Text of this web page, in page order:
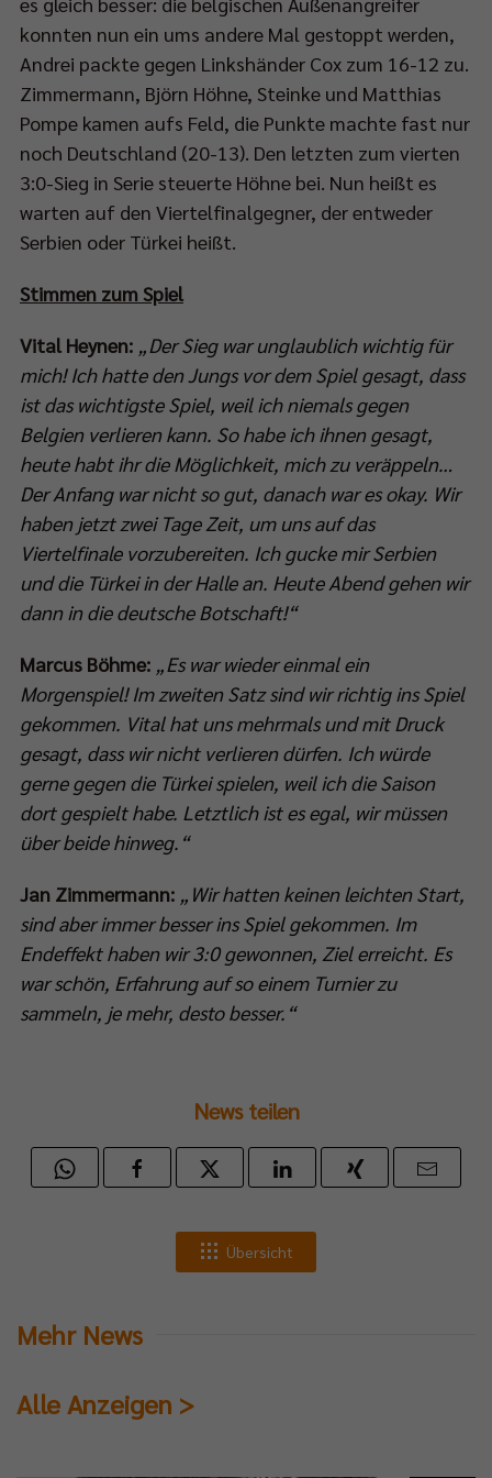
konnten nun ein ums andere Mal gestoppt werden,
Andrei packte gegen Linkshänder Cox zum 16-12 zu.
Zimmermann, Björn Höhne, Steinke und Matthias
Pompe kamen aufs Feld, die Punkte machte fast nur
noch Deutschland (20-13). Den letzten zum vierten
3:0-Sieg in Serie steuerte Höhne bei. Nun heißt es
warten auf den Viertelfinalgegner, der entweder
Serbien oder Türkei heißt.
Stimmen zum Spiel
Vital Heynen: „Der Sieg war unglaublich wichtig für
mich! Ich hatte den Jungs vor dem Spiel gesagt, dass
ist das wichtigste Spiel, weil ich niemals gegen
Belgien verlieren kann. So habe ich ihnen gesagt,
heute habt ihr die Möglichkeit, mich zu veräppeln…
Der Anfang war nicht so gut, danach war es okay. Wir
haben jetzt zwei Tage Zeit, um uns auf das
Viertelfinale vorzubereiten. Ich gucke mir Serbien
und die Türkei in der Halle an. Heute Abend gehen wir
dann in die deutsche Botschaft!“
Marcus Böhme: „Es war wieder einmal ein
Morgenspiel! Im zweiten Satz sind wir richtig ins Spiel
gekommen. Vital hat uns mehrmals und mit Druck
gesagt, dass wir nicht verlieren dürfen. Ich würde
gerne gegen die Türkei spielen, weil ich die Saison
dort gespielt habe. Letztlich ist es egal, wir müssen
über beide hinweg.“
Jan Zimmermann: „Wir hatten keinen leichten Start,
sind aber immer besser ins Spiel gekommen. Im
Endeffekt haben wir 3:0 gewonnen, Ziel erreicht. Es
war schön, Erfahrung auf so einem Turnier zu
sammeln, je mehr, desto besser.“
News teilen
Übersicht
Mehr News
Alle Anzeigen >